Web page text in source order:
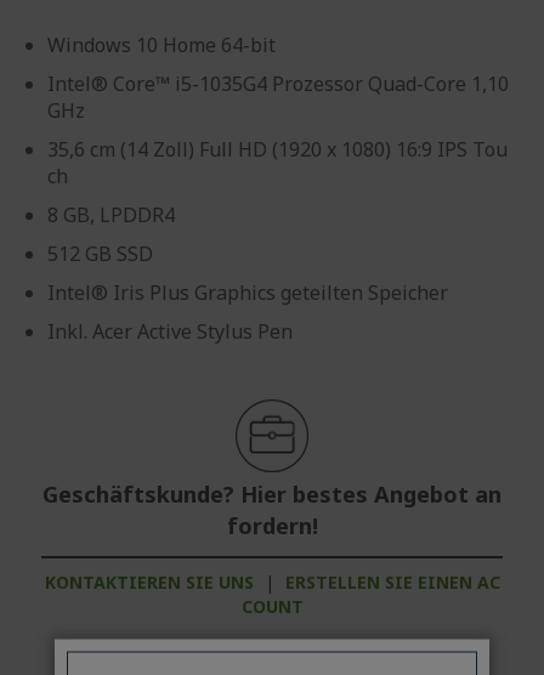
Windows 10 Home 64-bit
Intel® Core™ i5-1035G4 Prozessor Quad-Core 1,10
GHz
35,6 cm (14 Zoll) Full HD (1920 x 1080) 16:9 IPS Tou
ch
8 GB, LPDDR4
512 GB SSD
Intel® Iris Plus Graphics geteilten Speicher
Inkl. Acer Active Stylus Pen
Geschäftskunde? Hier bestes Angebot an
fordern!
KONTAKTIEREN SIE UNS |
ERSTELLEN SIE EINEN AC
COUNT